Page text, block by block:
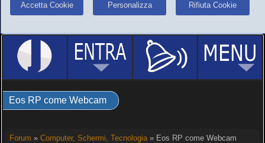
Accetta Cookie Personalizza Rifiuta Cookie
Eos RP come Webcam
Forum » Computer, Schermi, Tecnologia» Eos RP come Webcam